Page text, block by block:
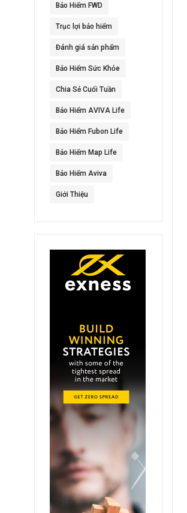
Bảo Hiểm FWD
Trục lợi bảo hiểm
Đánh giá sản phẩm
Bảo Hiểm Sức Khỏe
Chia Sẻ Cuối Tuần
Bảo Hiểm AVIVA Life
Bảo Hiểm Fubon Life
Bảo Hiểm Map Life
Bảo Hiểm Aviva
Giới Thiệu